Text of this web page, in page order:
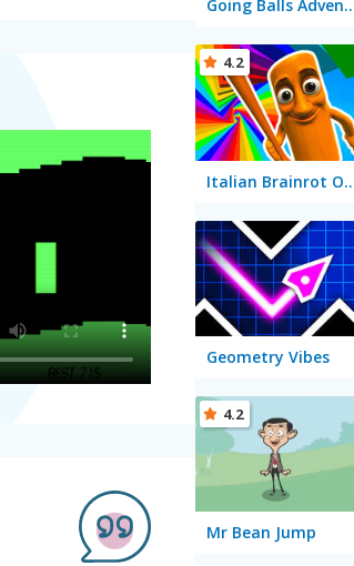
Going Balls
Italian Brainrot
4.2
Geometry Vibes
Mr Bean Jump
4.2